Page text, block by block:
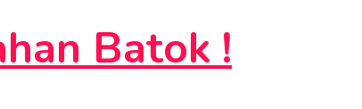
Batok !